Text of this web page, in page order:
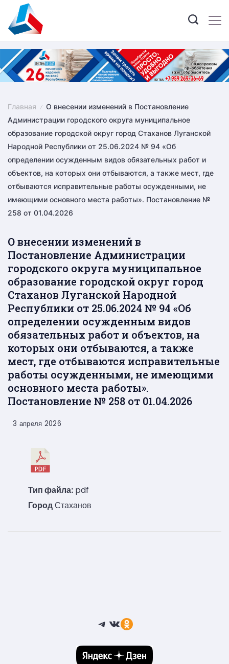
content
Главная
О внесении изменений в Постановление
Администрации городского округа муниципальное
образование городской округ город Стаханов Луганской
Народной Республики от 25.06.2024 № 94 «Об
определении осужденным видов обязательных работ и
объектов, на которых они отбываются, а также мест, где
отбываются исправительные работы осужденными, не
имеющими основного места работы». Постановление №
258 от 01.04.2026
О внесении изменений в
Постановление Администрации
городского округа муниципальное
образование городской округ город
Стаханов Луганской Народной
Республики от 25.06.2024 № 94 «Об
определении осужденным видов
обязательных работ и объектов, на
которых они отбываются, а также
мест, где отбываются исправительные
работы осужденными, не имеющими
основного места работы».
Постановление № 258 от 01.04.2026
3 апреля 2026
Тип файла: pdf
ГородСтаханов
Telegram
ВКонтакте
Ссылка